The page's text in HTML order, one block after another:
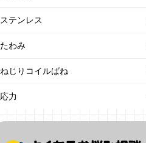
ステンレス
たわみ
ねじりコイルばね
応力